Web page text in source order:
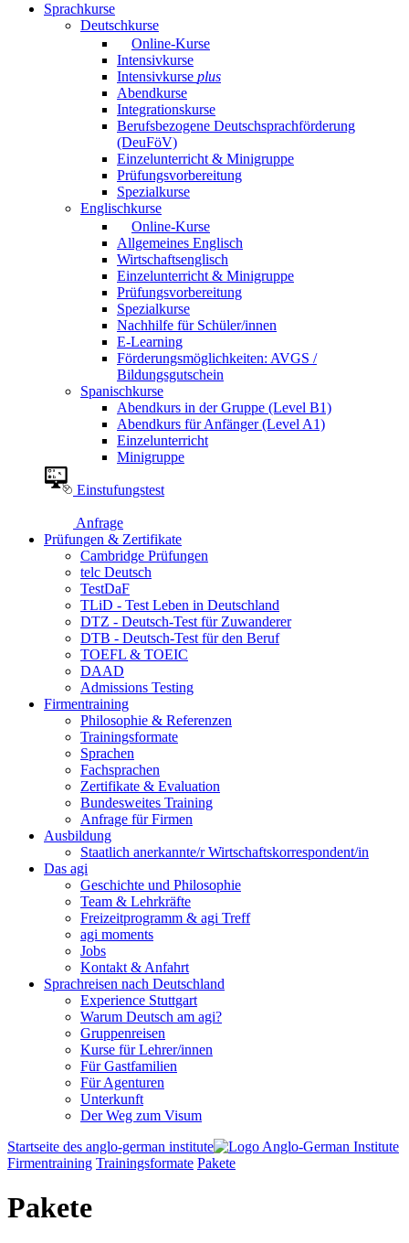
Sprachkurse
Deutschkurse
Online-Kurse
Intensivkurse
Intensivkurse plus
Abendkurse
Integrationskurse
Berufsbezogene Deutschsprachförderung
(DeuFöV)
Einzelunterricht & Minigruppe
Prüfungsvorbereitung
Spezialkurse
Englischkurse
Online-Kurse
Allgemeines Englisch
Wirtschaftsenglisch
Einzelunterricht & Minigruppe
Prüfungsvorbereitung
Spezialkurse
Nachhilfe für Schüler/innen
E-Learning
Förderungsmöglichkeiten: AVGS /
Bildungsgutschein
Spanischkurse
Abendkurs in der Gruppe (Level B1)
Abendkurs für Anfänger (Level A1)
Einzelunterricht
Minigruppe
Einstufungstest
Anfrage
Prüfungen & Zertifikate
Cambridge Prüfungen
telc Deutsch
TestDaF
TLiD - Test Leben in Deutschland
DTZ - Deutsch-Test für Zuwanderer
DTB - Deutsch-Test für den Beruf
TOEFL & TOEIC
DAAD
Admissions Testing
Firmentraining
Philosophie & Referenzen
Trainingsformate
Sprachen
Fachsprachen
Zertifikate & Evaluation
Bundesweites Training
Anfrage für Firmen
Ausbildung
Staatlich anerkannte/r Wirtschaftskorrespondent/in
Das agi
Geschichte und Philosophie
Team & Lehrkräfte
Freizeitprogramm & agi Treff
agi moments
Jobs
Kontakt & Anfahrt
Sprachreisen nach Deutschland
Experience Stuttgart
Warum Deutsch am agi?
Gruppenreisen
Kurse für Lehrer/innen
Für Gastfamilien
Für Agenturen
Unterkunft
Der Weg zum Visum
Startseite des anglo-german institute
Firmentraining Trainingsformate Pakete
Pakete